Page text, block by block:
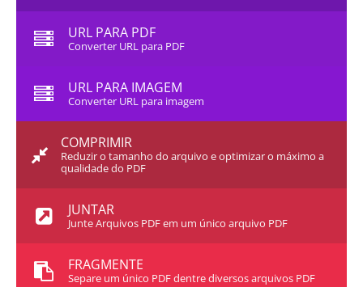
URL PARA PDF
Converter URL para PDF
URL PARA IMAGEM
Converter URL para imagem
COMPRIMIR
Reduzir o tamanho do arquivo e optimizar o máximo a
qualidade do PDF
JUNTAR
Junte Arquivos PDF em um único arquivo PDF
FRAGMENTE
Separe um único PDF dentre diversos arquivos PDF